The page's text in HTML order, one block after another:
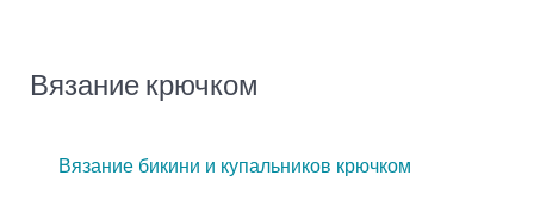
Вязание крючком
Вязание бикини и купальников крючком